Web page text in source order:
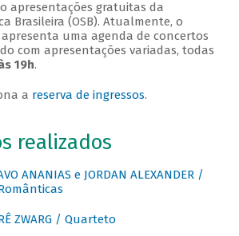
apresentações gratuitas da
Brasileira (OSB). Atualmente, o
uma agenda de concertos
com apresentações variadas, todas
19h.
a reserva de ingressos.
realizados
ANANIAS e JORDAN ALEXANDER /
ZWARG / Quarteto